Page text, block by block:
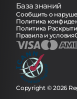
База знаний
Сообщить о
Политика
Политика
Правила и условия
Copyright © 2026